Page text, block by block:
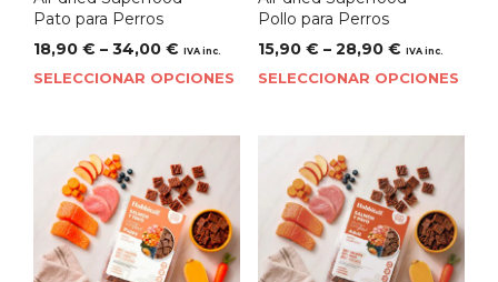
Pato para Perros
18,90 € – 34,00 € IVA inc.
SELECCIONAR OPCIONES
Pollo para Perros
15,90 € – 28,90 € IVA inc.
SELECCIONAR OPCIONES